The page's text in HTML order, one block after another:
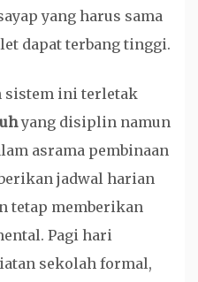
yang harus sama
dapat terbang tinggi.
sistem ini terletak
yang disiplin namun
asrama pembinaan
jadwal harian
tetap memberikan
Pagi hari
sekolah formal,